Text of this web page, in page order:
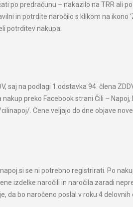
po predračunu – nakazilo na TRR ali
in potrdite naročilo s klikom na
potrditev nakupa.
saj na podlagi 1.odstavka 94. člena
preko Facebook strani Čili –
. Cene veljajo do dne objave
se ni potrebno registrirati. Po
izdelke naročili in naročila zaradi
da bo naročeno poslal v roku 4 delovnih